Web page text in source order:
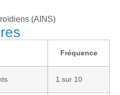
(AINS)
Fréquence
1 sur 10